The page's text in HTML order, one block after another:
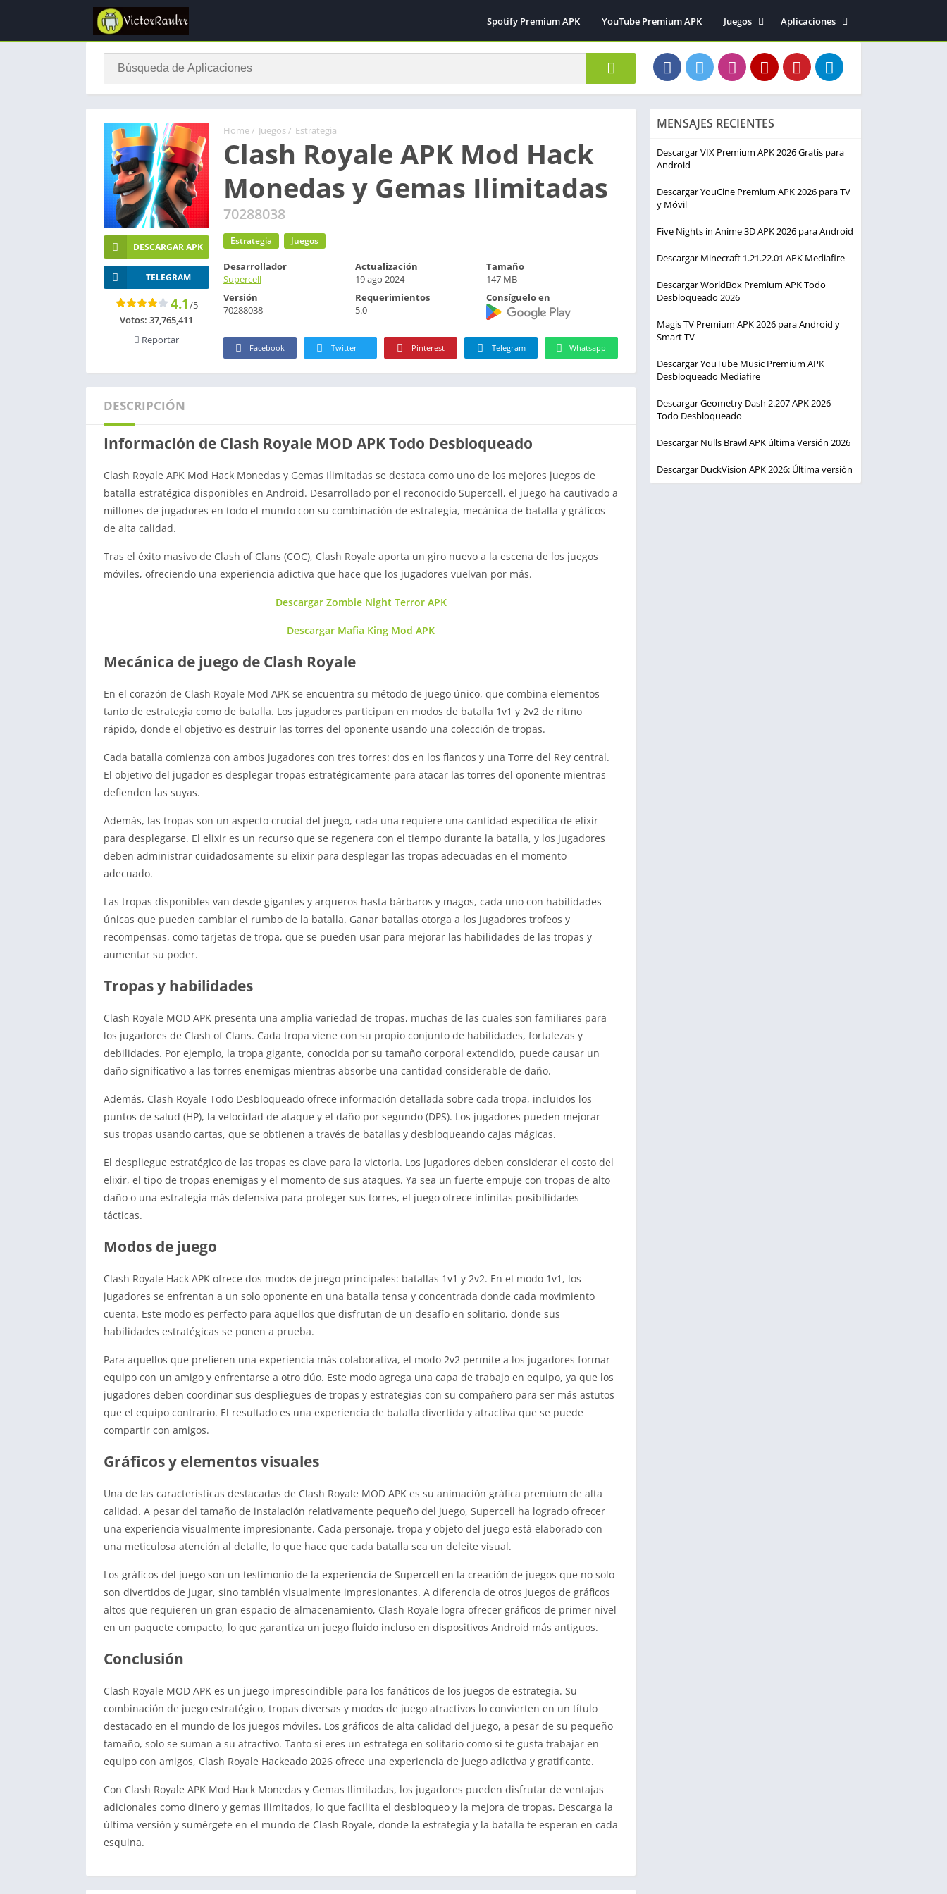
Spotify Premium APK YouTube Premium APK
Juegos
Acción
Arcade
Deportes
Estrategia
Simulación
Aplicaciones
Entretenimiento
Herramientas
Música y audio
Home / Juegos / Estrategia
Clash Royale APK Mod Hack
Monedas y Gemas Ilimitadas
70288038
Estrategia Juegos
DESCARGAR APK
TELEGRAM
4.1/5
Votos: 37,765,411
Reportar
Desarrollador
Supercell
Actualización
19 ago 2024
Tamaño
147 MB
Versión
70288038
Requerimientos
5.0
Consíguelo en
Facebook Twitter Pinterest Telegram Whatsapp
DESCRIPCIÓN
Información de Clash Royale MOD APK Todo Desbloqueado
Clash Royale APK Mod Hack Monedas y Gemas Ilimitadas se destaca como uno de los mejores juegos de
batalla estratégica disponibles en Android. Desarrollado por el reconocido Supercell, el juego ha cautivado a
millones de jugadores en todo el mundo con su combinación de estrategia, mecánica de batalla y gráficos
de alta calidad.
Tras el éxito masivo de Clash of Clans (COC), Clash Royale aporta un giro nuevo a la escena de los juegos
móviles, ofreciendo una experiencia adictiva que hace que los jugadores vuelvan por más.
Descargar Zombie Night Terror APK
Descargar Mafia King Mod APK
Mecánica de juego de Clash Royale
En el corazón de Clash Royale Mod APK se encuentra su método de juego único, que combina elementos
tanto de estrategia como de batalla. Los jugadores participan en modos de batalla 1v1 y 2v2 de ritmo
rápido, donde el objetivo es destruir las torres del oponente usando una colección de tropas.
Cada batalla comienza con ambos jugadores con tres torres: dos en los flancos y una Torre del Rey central.
El objetivo del jugador es desplegar tropas estratégicamente para atacar las torres del oponente mientras
defienden las suyas.
Además, las tropas son un aspecto crucial del juego, cada una requiere una cantidad específica de elixir
para desplegarse. El elixir es un recurso que se regenera con el tiempo durante la batalla, y los jugadores
deben administrar cuidadosamente su elixir para desplegar las tropas adecuadas en el momento
adecuado.
Las tropas disponibles van desde gigantes y arqueros hasta bárbaros y magos, cada uno con habilidades
únicas que pueden cambiar el rumbo de la batalla. Ganar batallas otorga a los jugadores trofeos y
recompensas, como tarjetas de tropa, que se pueden usar para mejorar las habilidades de las tropas y
aumentar su poder.
Tropas y habilidades
Clash Royale MOD APK presenta una amplia variedad de tropas, muchas de las cuales son familiares para
los jugadores de Clash of Clans. Cada tropa viene con su propio conjunto de habilidades, fortalezas y
debilidades. Por ejemplo, la tropa gigante, conocida por su tamaño corporal extendido, puede causar un
daño significativo a las torres enemigas mientras absorbe una cantidad considerable de daño.
Además, Clash Royale Todo Desbloqueado ofrece información detallada sobre cada tropa, incluidos los
puntos de salud (HP), la velocidad de ataque y el daño por segundo (DPS). Los jugadores pueden mejorar
sus tropas usando cartas, que se obtienen a través de batallas y desbloqueando cajas mágicas.
El despliegue estratégico de las tropas es clave para la victoria. Los jugadores deben considerar el costo del
elixir, el tipo de tropas enemigas y el momento de sus ataques. Ya sea un fuerte empuje con tropas de alto
daño o una estrategia más defensiva para proteger sus torres, el juego ofrece infinitas posibilidades
tácticas.
Modos de juego
Clash Royale Hack APK ofrece dos modos de juego principales: batallas 1v1 y 2v2. En el modo 1v1, los
jugadores se enfrentan a un solo oponente en una batalla tensa y concentrada donde cada movimiento
cuenta. Este modo es perfecto para aquellos que disfrutan de un desafío en solitario, donde sus
habilidades estratégicas se ponen a prueba.
Para aquellos que prefieren una experiencia más colaborativa, el modo 2v2 permite a los jugadores formar
equipo con un amigo y enfrentarse a otro dúo. Este modo agrega una capa de trabajo en equipo, ya que los
jugadores deben coordinar sus despliegues de tropas y estrategias con su compañero para ser más astutos
que el equipo contrario. El resultado es una experiencia de batalla divertida y atractiva que se puede
compartir con amigos.
Gráficos y elementos visuales
Una de las características destacadas de Clash Royale MOD APK es su animación gráfica premium de alta
calidad. A pesar del tamaño de instalación relativamente pequeño del juego, Supercell ha logrado ofrecer
una experiencia visualmente impresionante. Cada personaje, tropa y objeto del juego está elaborado con
una meticulosa atención al detalle, lo que hace que cada batalla sea un deleite visual.
Los gráficos del juego son un testimonio de la experiencia de Supercell en la creación de juegos que no solo
son divertidos de jugar, sino también visualmente impresionantes. A diferencia de otros juegos de gráficos
altos que requieren un gran espacio de almacenamiento, Clash Royale logra ofrecer gráficos de primer nivel
en un paquete compacto, lo que garantiza un juego fluido incluso en dispositivos Android más antiguos.
Conclusión
Clash Royale MOD APK es un juego imprescindible para los fanáticos de los juegos de estrategia. Su
combinación de juego estratégico, tropas diversas y modos de juego atractivos lo convierten en un título
destacado en el mundo de los juegos móviles. Los gráficos de alta calidad del juego, a pesar de su pequeño
tamaño, solo se suman a su atractivo. Tanto si eres un estratega en solitario como si te gusta trabajar en
equipo con amigos, Clash Royale Hackeado 2026 ofrece una experiencia de juego adictiva y gratificante.
Con Clash Royale APK Mod Hack Monedas y Gemas Ilimitadas, los jugadores pueden disfrutar de ventajas
adicionales como dinero y gemas ilimitados, lo que facilita el desbloqueo y la mejora de tropas. Descarga la
última versión y sumérgete en el mundo de Clash Royale, donde la estrategia y la batalla te esperan en cada
esquina.
MENSAJES RECIENTES
Descargar VIX Premium APK 2026 Gratis para
Android
Descargar YouCine Premium APK 2026 para TV
y Móvil
Five Nights in Anime 3D APK 2026 para Android
Descargar Minecraft 1.21.22.01 APK Mediafire
Descargar WorldBox Premium APK Todo
Desbloqueado 2026
Magis TV Premium APK 2026 para Android y
Smart TV
Descargar YouTube Music Premium APK
Desbloqueado Mediafire
Descargar Geometry Dash 2.207 APK 2026
Todo Desbloqueado
Descargar Nulls Brawl APK última Versión 2026
Descargar DuckVision APK 2026: Última versión